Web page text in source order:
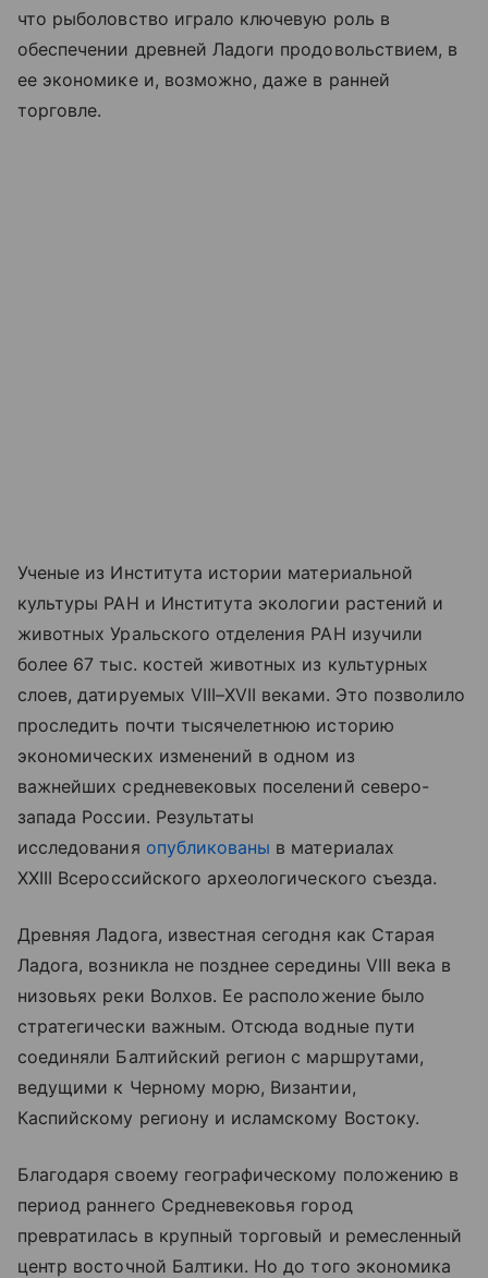
что рыболовство играло ключевую роль в
обеспечении древней Ладоги продовольствием, в
ее экономике и, возможно, даже в ранней
торговле.
Ученые из Института истории материальной
культуры РАН и Института экологии растений и
животных Уральского отделения РАН изучили
более 67 тыс. костей животных из культурных
слоев, датируемых VIII–XVII веками. Это позволило
проследить почти тысячелетнюю историю
экономических изменений в одном из
важнейших средневековых поселений северо-
запада России. Результаты
исследования опубликованы в материалах
XXIII Всероссийского археологического съезда.
Древняя Ладога, известная сегодня как Старая
Ладога, возникла не позднее середины VIII века в
низовьях реки Волхов. Ее расположение было
стратегически важным. Отсюда водные пути
соединяли Балтийский регион с маршрутами,
ведущими к Черному морю, Византии,
Каспийскому региону и исламскому Востоку.
Благодаря своему географическому положению в
период раннего Средневековья город
превратилась в крупный торговый и ремесленный
центр восточной Балтики. Но до того экономика